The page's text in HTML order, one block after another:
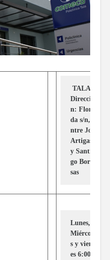
Direcció
n: Flori
da s/n, e
ntre José
Artigas
y Santia
go Borra
sas
Lunes,
Miércole
s y viern
es 6:00 a